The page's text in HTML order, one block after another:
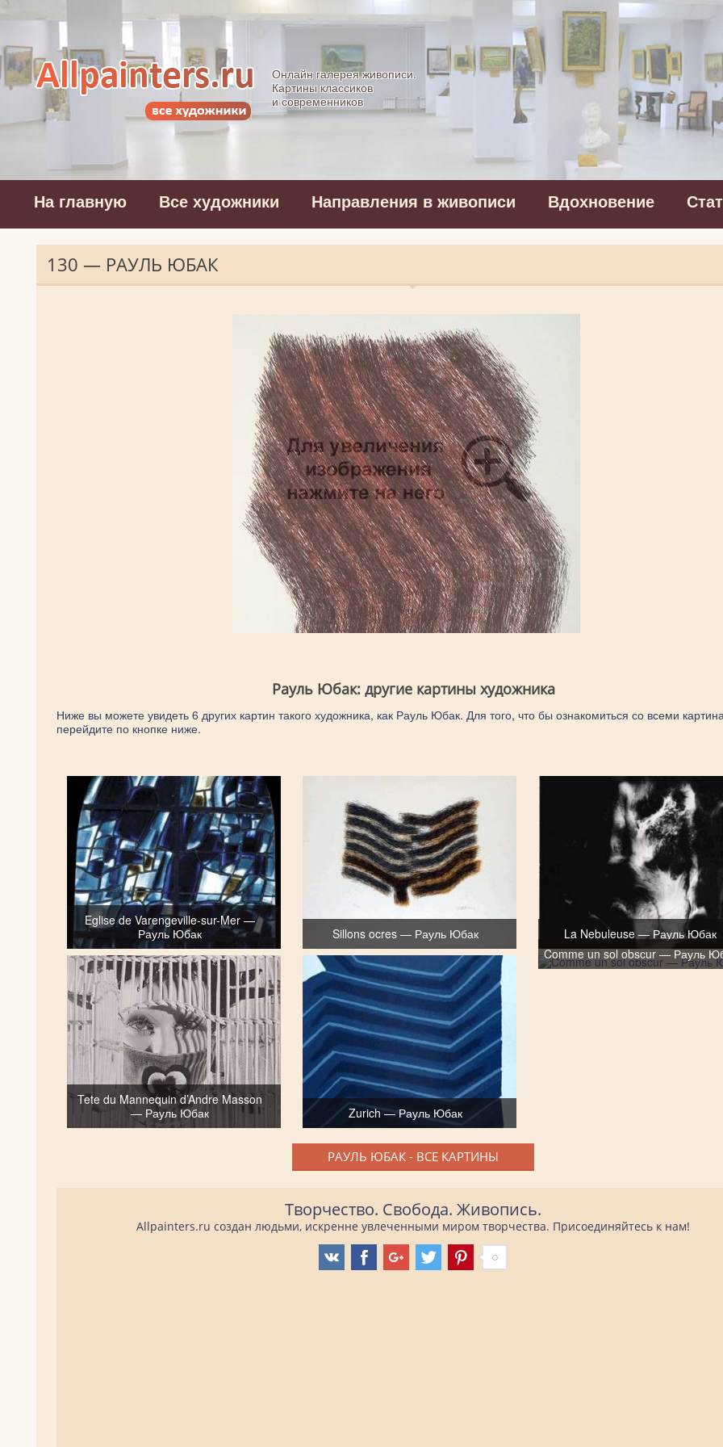
Allpainters.ru - картинная галерея
Онлайн галерея живописи.
Картины классиков
и современников
На главную Все художники Направления в живописи Вдохновение
130 — РАУЛЬ ЮБАК
Рауль Юбак: другие картины художника
Ниже вы можете увидеть 6 других картин такого художника, как Рауль Юбак. Для того, что бы ознакомиться со всеми
перейдите по кнопке ниже.
Eglise de Varengeville-sur-Mer —
Рауль Юбак
Sillons ocres — Рауль Юбак La Nebuleuse — Рауль Юбак
Tete du Mannequin d’Andre Masson
— Рауль Юбак
Zurich — Рауль Юбак
Comme un sol obscur — Рауль
РАУЛЬ ЮБАК - ВСЕ КАРТИНЫ
Творчество. Свобода. Живопись.
Allpainters.ru создан людьми, искренне увлеченными миром творчества. Присоединяйтесь к нам!